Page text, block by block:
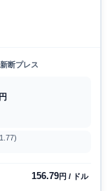
新断プレス
円
156.79円 / ドル